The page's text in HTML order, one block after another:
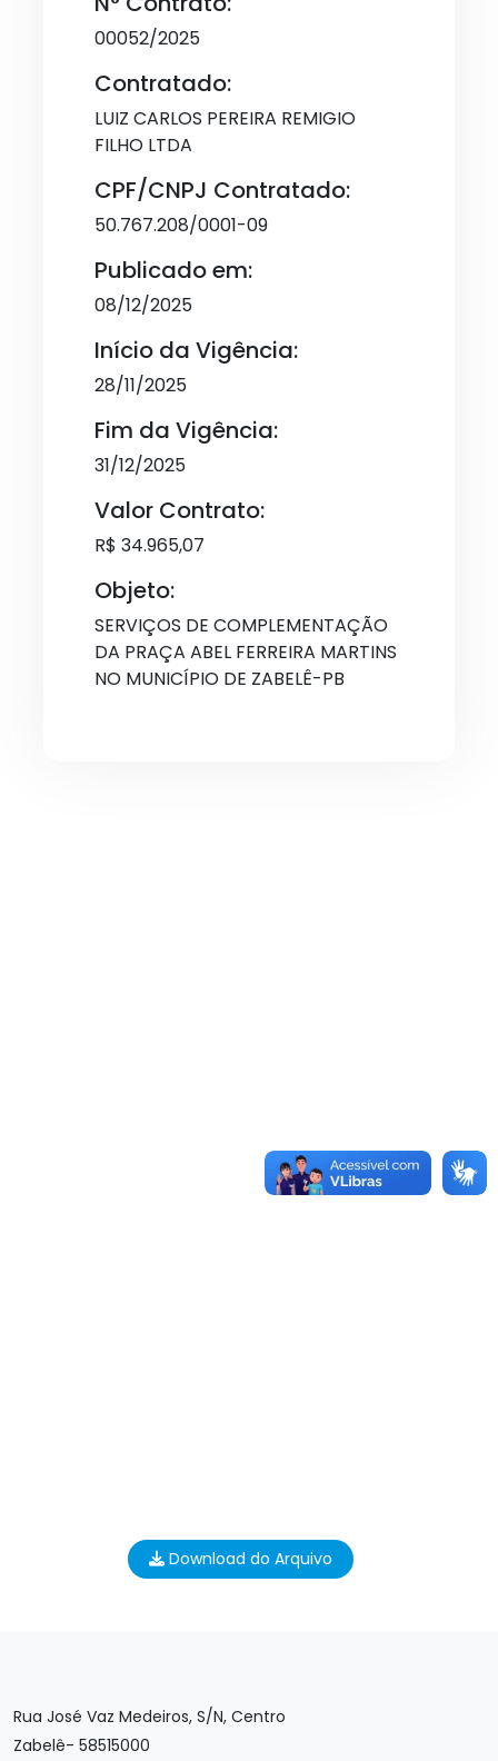
00052/2025
Contratado:
LUIZ CARLOS PEREIRA REMIGIO
FILHO LTDA
CPF/CNPJ Contratado:
50.767.208/0001-09
Publicado em:
08/12/2025
Início da Vigência:
28/11/2025
Fim da Vigência:
31/12/2025
Valor Contrato:
R$ 34.965,07
Objeto:
SERVIÇOS DE COMPLEMENTAÇÃO
DA PRAÇA ABEL FERREIRA MARTINS
NO MUNICÍPIO DE ZABELÊ-PB
Download do Arquivo
Rua José Vaz Medeiros, S/N, Centro
Zabelê- 58515000